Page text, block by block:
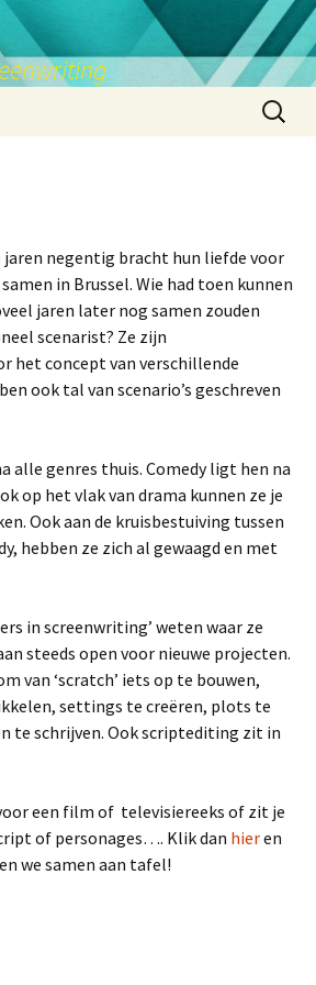
Search
for:
jaren negentig bracht hun liefde voor
in Brussel. Wie had toen kunnen
jaren later nog samen zouden
scenarist? Ze zijn
het concept van verschillende
ook tal van scenario’s geschreven
alle genres thuis. Comedy ligt hen na
op het vlak van drama kunnen ze je
Ook aan de kruisbestuiving tussen
hebben ze zich al gewaagd en met
in screenwriting’ weten waar ze
steeds open voor nieuwe projecten.
van ‘scratch’ iets op te bouwen,
settings te creëren, plots te
te schrijven. Ook scriptediting zit in
een film of televisiereeks of zit je
of personages…. Klik dan hieren
we samen aan tafel!